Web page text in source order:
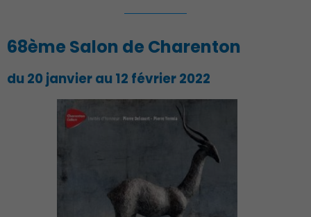
68ème Salon de Charenton
du 20 janvier au 12 février 2022